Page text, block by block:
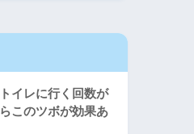
イレに行く回数が
このツボが効果あ